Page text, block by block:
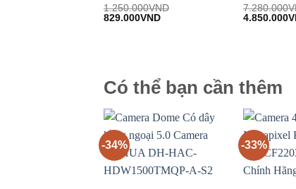
Được
đánh
1.250.000VND
Giá
829.000VNDGiá
Được
đánh
7.280.000
Giá
4.850.000
Có thể bạn cần thêm
-34% -33%